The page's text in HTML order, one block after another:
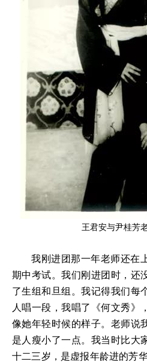
王君安与尹桂芳
我刚进团那一年老师还在
期中考试。我们刚进团时，还
了生组和旦组。我记得我们每
人唱一段，我唱了《何文秀》
像她年轻时候的样子。老师说
是人瘦小了一点。我当时比大
十二三岁，是虚报年龄进的芳